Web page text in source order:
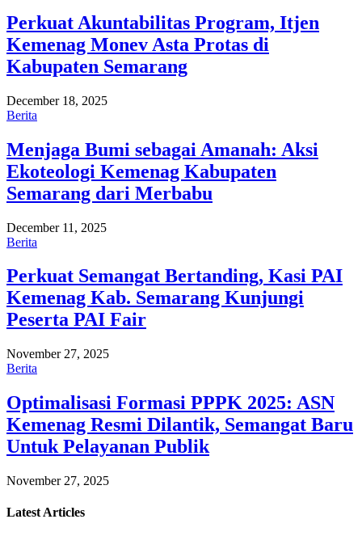
Perkuat Akuntabilitas Program, Itjen
Kemenag Monev Asta Protas di
Kabupaten Semarang
December 18, 2025
Berita
Menjaga Bumi sebagai Amanah: Aksi
Ekoteologi Kemenag Kabupaten
Semarang dari Merbabu
December 11, 2025
Berita
Perkuat Semangat Bertanding, Kasi PAI
Kemenag Kab. Semarang Kunjungi
Peserta PAI Fair
November 27, 2025
Berita
Optimalisasi Formasi PPPK 2025: ASN
Kemenag Resmi Dilantik, Semangat Baru
Untuk Pelayanan Publik
November 27, 2025
Latest Articles